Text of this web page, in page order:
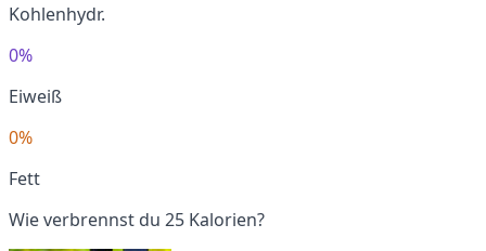
Kohlenhydr.
0%
Eiweiß
0%
Fett
Wie verbrennst du 25 Kalorien?